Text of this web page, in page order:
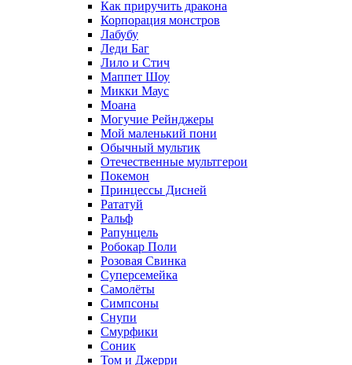
Как приручить дракона
Корпорация монстров
Лабубу
Леди Баг
Лило и Стич
Маппет Шоу
Микки Маус
Моана
Могучие Рейнджеры
Мой маленький пони
Обычный мультик
Отечественные мультгерои
Покемон
Принцессы Дисней
Рататуй
Ральф
Рапунцель
Робокар Поли
Розовая Свинка
Суперсемейка
Самолёты
Симпсоны
Снупи
Смурфики
Соник
Том и Джерри